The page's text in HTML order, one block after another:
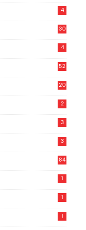
4
30
4
52
20
2
3
3
84
1
1
1